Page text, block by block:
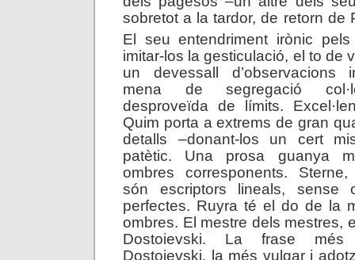
sobretot a la tardor, de retorn de
El seu entendriment irònic pels
imitar-los la gesticulació, el to de
un devessall d’observacions
mena de segregació
desproveïda de límits.
Quim porta a extrems de gran
detalls –donant-los un cert
patètic. Una prosa guanya
ombres corresponents.
són escriptors lineals, sense
perfectes. Ruyra té el do de la
ombres. El mestre dels mestres,
Dostoievski. La frase més
Dostoievski, la més vulgar i